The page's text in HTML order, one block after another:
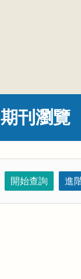
期刊瀏覽
開始查詢 進